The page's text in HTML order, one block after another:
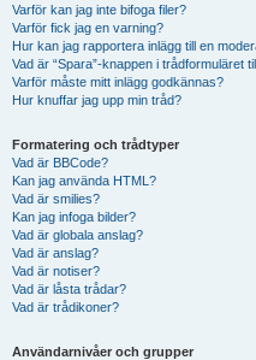
Varför kan jag inte bifoga filer?
Varför fick jag en varning?
Hur kan jag rapportera inlägg till en
Vad är “Spara”-knappen i trådformuläret
Varför måste mitt inlägg godkännas?
Hur knuffar jag upp min tråd?
Formatering och trådtyper
Vad är BBCode?
Kan jag använda HTML?
Vad är smilies?
Kan jag infoga bilder?
Vad är globala anslag?
Vad är anslag?
Vad är notiser?
Vad är låsta trådar?
Vad är trådikoner?
Användarnivåer och grupper